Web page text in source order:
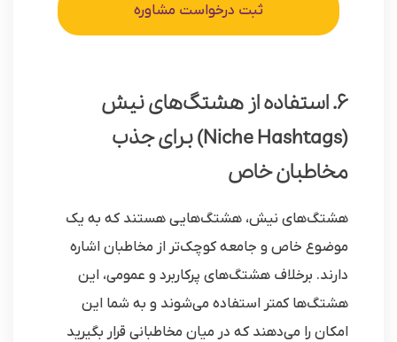
ثبت درخواست مشاوره
6. استفاده از هشتگ‌های نیش
(Niche Hashtags) برای جذب
مخاطبان خاص
هشتگ‌های نیش، هشتگ‌هایی هستند که به یک
موضوع خاص و جامعه کوچک‌تر از مخاطبان اشاره
دارند. برخلاف هشتگ‌های پرکاربرد و عمومی، این
هشتگ‌ها کمتر استفاده می‌شوند و به شما این
امکان را می‌دهند که در میان مخاطبانی قرار بگیرید